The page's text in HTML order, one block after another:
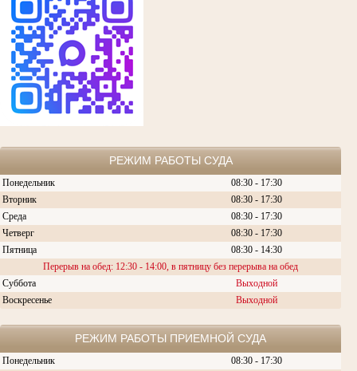
РЕЖИМ РАБОТЫ СУДА
Понедельник
08:30 - 17:30
Вторник
08:30 - 17:30
Среда
08:30 - 17:30
Четверг
08:30 - 17:30
Пятница
08:30 - 14:30
Перерыв на обед: 12:30 - 14:00, в пятницу без перерыва на обед
Суббота
Выходной
Воскресенье
Выходной
РЕЖИМ РАБОТЫ ПРИЕМНОЙ СУДА
Понедельник
08:30 - 17:30